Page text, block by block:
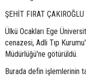
ŞEHİT FIRAT
Ülkü Ocakları Ege
cenazesi, Adli Tıp
Müdürlüğü'ne götürüldü.
Burada defin işlemlerinin